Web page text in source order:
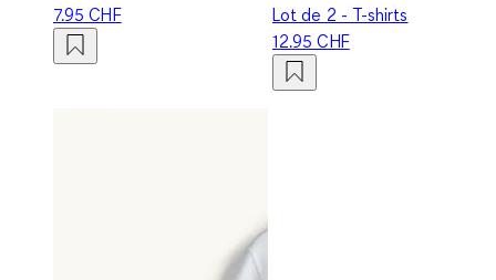
7.95 CHF
Lot de 2 - T-shirts
12.95 CHF